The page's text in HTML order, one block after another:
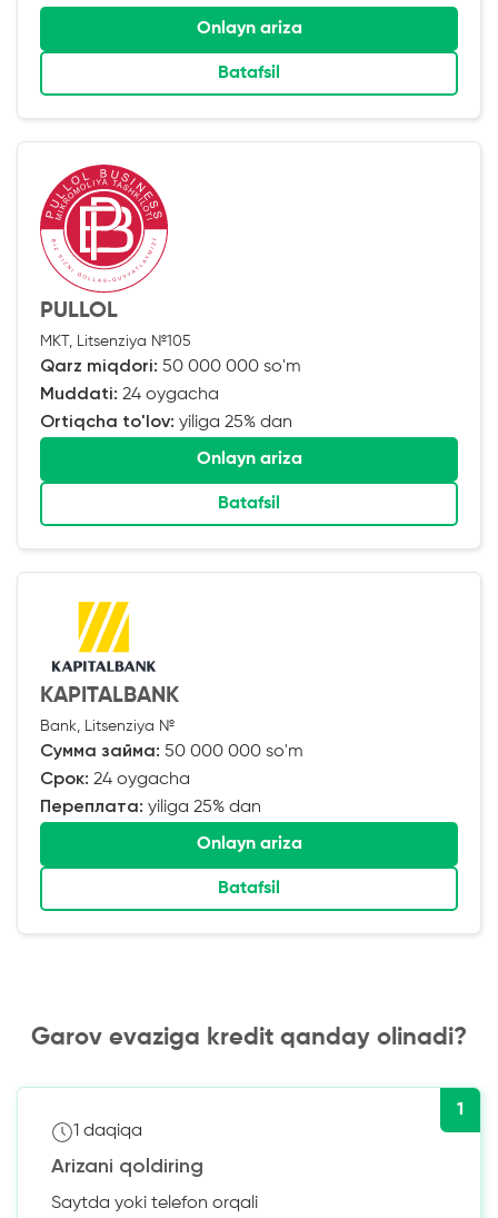
Onlayn ariza
Batafsil
PULLOL
MKT, Litsenziya №105
Qarz miqdori: 50 000 000 so'm
Muddati: 24 oygacha
Ortiqcha to'lov: yiliga 25% dan
Onlayn ariza
Batafsil
KAPITALBANK
Bank, Litsenziya №
Сумма займа: 50 000 000 so'm
Срок: 24 oygacha
Переплата: yiliga 25% dan
Onlayn ariza
Batafsil
Garov evaziga kredit qanday olinadi?
1
1 daqiqa
Arizani qoldiring
Saytda yoki telefon orqali